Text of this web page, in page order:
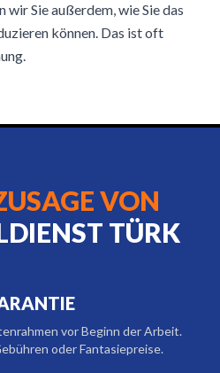
wir Sie außerdem, wie Sie das
können. Das ist oft
VON
TÜRK
vor Beginn der Arbeit.
oder Fantasiepreise.